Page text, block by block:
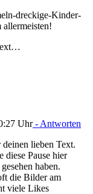
dreckige-Kinder-
allermeisten!
Uhr- Antworten
lieben Text.
diese Pause hier
haben.
die Bilder am
viele Likes